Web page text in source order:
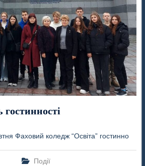
гостинності
Події
Фаховий коледж “Освіта” гостинно